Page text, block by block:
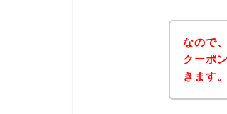
なので
クーポ
きます。